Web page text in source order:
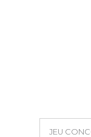
JEU